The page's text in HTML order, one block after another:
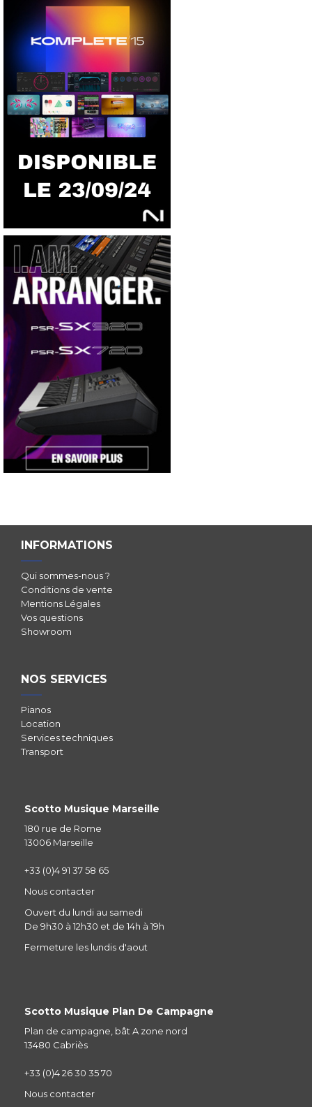
INFORMATIONS
Qui sommes-nous ?
Conditions de vente
Mentions Légales
Vos questions
Showroom
NOS SERVICES
Pianos
Location
Services techniques
Transport
Scotto Musique Marseille
180 rue de Rome
13006 Marseille
+33 (0)4 91 37 58 65
Nous contacter
Ouvert du lundi au samedi
De 9h30 à 12h30 et de 14h à 19h
Fermeture les lundis d'aout
Scotto Musique Plan De Campagne
Plan de campagne, bât A zone nord
13480 Cabriès
+33 (0)4 26 30 35 70
Nous contacter